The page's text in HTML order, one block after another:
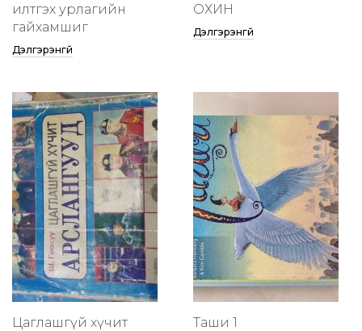
илтгэх урлагийн
гайхамшиг
Дэлгэрэнгүй
ОХИН
Дэлгэрэнгүй
Цаглашгүй хүчит
Таши 1